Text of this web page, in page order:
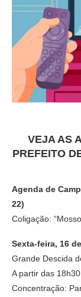
VEJA AS
PREFEITO
Agenda de
22)
Coligação:
Sexta-feira, 16
Grande Descida
A partir das 18h30
Concentração: